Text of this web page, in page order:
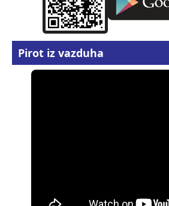
Pirot iz vazduha